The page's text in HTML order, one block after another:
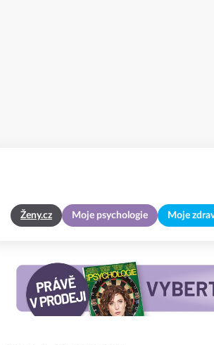
Ženy.cz Moje psychologie Moje